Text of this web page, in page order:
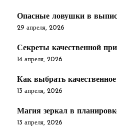
Опасные ловушки в
29 апреля, 2026
Секреты качественной
14 апреля, 2026
Как выбрать качественное
13 апреля, 2026
Магия зеркал в
13 апреля, 2026